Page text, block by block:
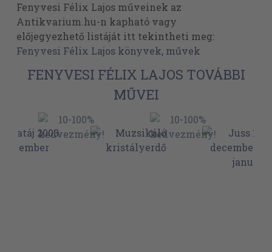
Fenyvesi Félix Lajos műveinek az
Antikvarium.hu-n kapható vagy
előjegyezhető listáját itt tekintheti meg:
Fenyvesi Félix Lajos könyvek, művek
FENYVESI FÉLIX LAJOS TOVÁBBI
MŰVEI